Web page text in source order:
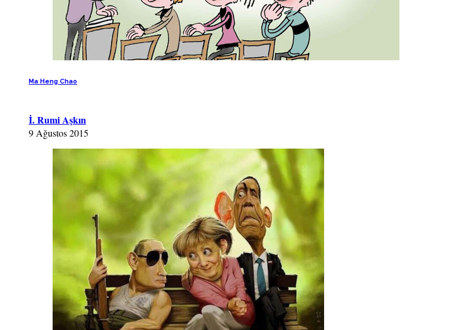
Ma Heng Chao
İ. Rumi Aşkın
9 Ağustos 2015